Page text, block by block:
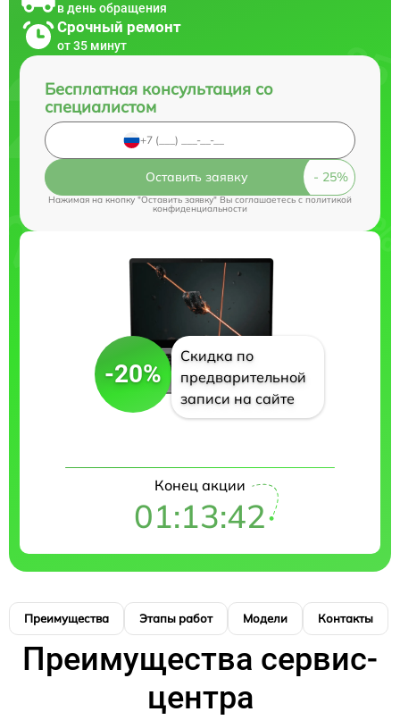
в день обращения
Срочный ремонт
от 35 минут
Бесплатная консультация со
специалистом
Оставить заявку
Нажимая на кнопку "Оставить заявку" Вы соглашаетесь cполитикой
конфиденциальности
-20%
Скидка по
предварительной
записи на сайте
Конец акции
01:13:41
Преимущества Этапы работ Модели Контакты
Преимущества сервис-
центра